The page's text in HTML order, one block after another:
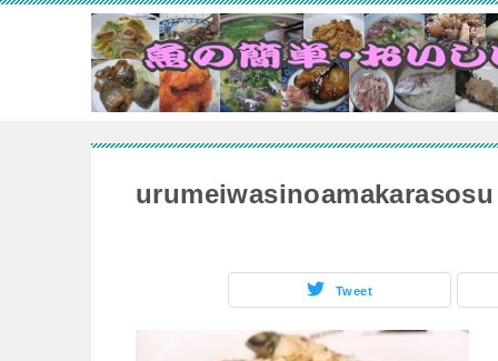
urumeiwasinoamakarasosu
Tweet